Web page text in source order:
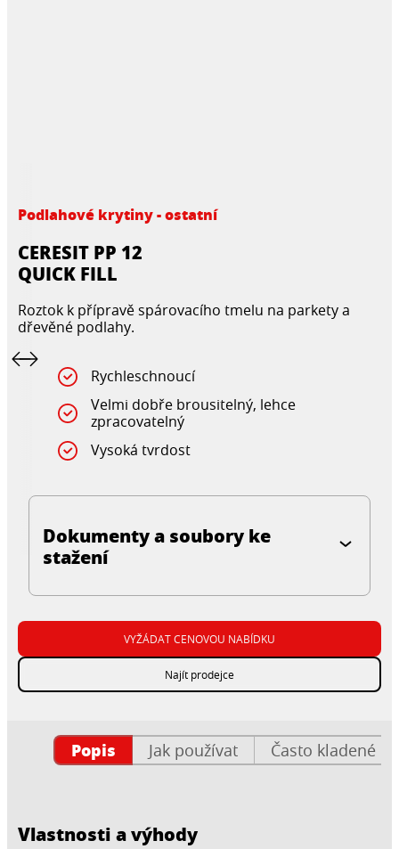
Podlahové krytiny - ostatní
CERESIT PP 12
QUICK FILL
Roztok k přípravě spárovacího tmelu na parkety a
dřevěné podlahy.
Rychleschnoucí
Velmi dobře brousitelný, lehce
zpracovatelný
Vysoká tvrdost
Dokumenty a soubory ke
stažení
VYŽÁDAT CENOVOU NABÍDKU
Najít prodejce
Popis Jak používat Často kladené
Vlastnosti a výhody